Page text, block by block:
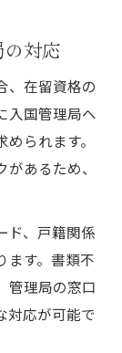
対応
、在留資格の
入国管理局へ
られます。
あるため、
ド、戸籍関係
ます。書類不
管理局の窓口
対応が可能で